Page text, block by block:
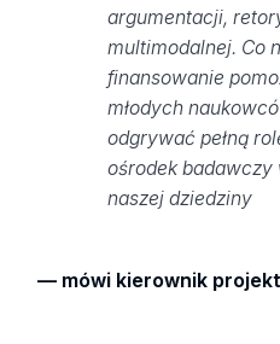
argumentacji,
multimodalnej. Co
finansowanie
młodych
odgrywać pełną
ośrodek badawczy
naszej dziedziny
— mówi kierownik